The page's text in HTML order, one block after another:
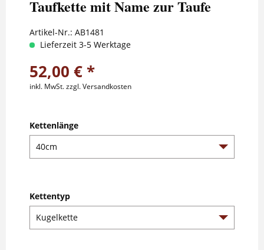
Taufkette mit Name zur Taufe
Artikel-Nr.: AB1481
Lieferzeit 3-5 Werktage
52,00 € *
inkl. MwSt.zzgl. Versandkosten
Kettenlänge
Kettentyp